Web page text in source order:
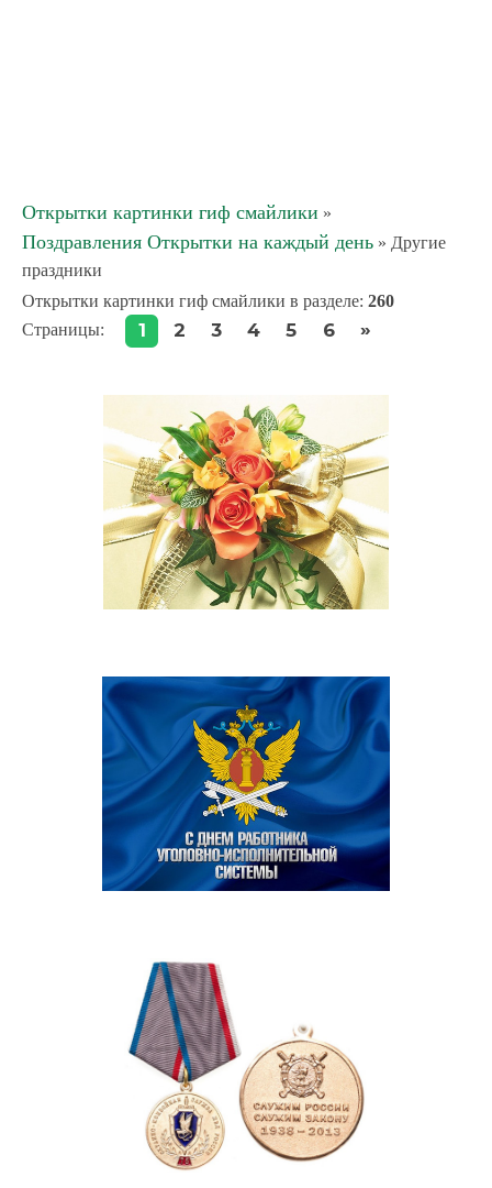
Открытки картинки гиф смайлики »
Поздравления Открытки на каждый день » Другие
праздники
Открытки картинки гиф смайлики в разделе: 260
Страницы: 1 2 3 4 5 6 »